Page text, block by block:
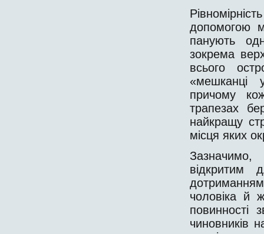
допомогою
панують
зокрема
всього
«мешканці
причому
трапезах
найкращу
місця яких
відкритим
чоловіка й
повинності
чиновників